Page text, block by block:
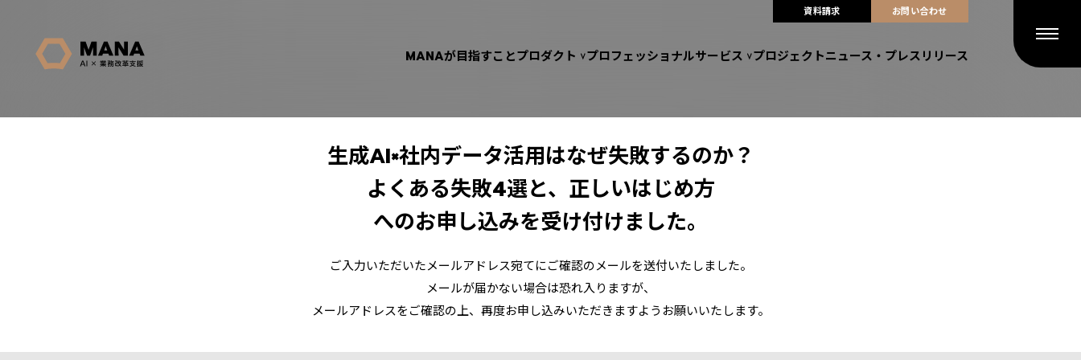
資料請求 お問い合わせ
MANAが目指すことプロダクト プロフェッショナルサービス プロジェクトニュース・プレスリリース
生成AI×社内データ活用はなぜ失敗するのか？
よくある失敗4選と、正しいはじめ方
へのお申し込みを受け付けました。
ご入力いただいたメールアドレス宛てにご確認のメールを送付いたしました。
メールが届かない場合は恐れ入りますが、
メールアドレスをご確認の上、再度お申し込みいただきますようお願いいたします。